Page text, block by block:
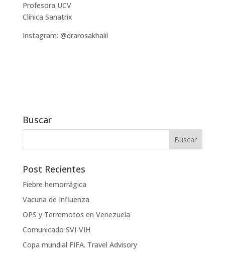
Profesora UCV
Clínica Sanatrix
Instagram: @drarosakhalil
Buscar
Post Recientes
Fiebre hemorrágica
Vacuna de Influenza
OPS y Terremotos en Venezuela
Comunicado SVI-VIH
Copa mundial FIFA. Travel Advisory